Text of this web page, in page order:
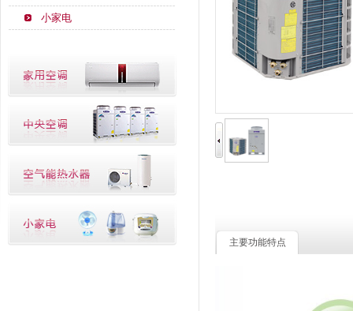
小家电
主要功能特点